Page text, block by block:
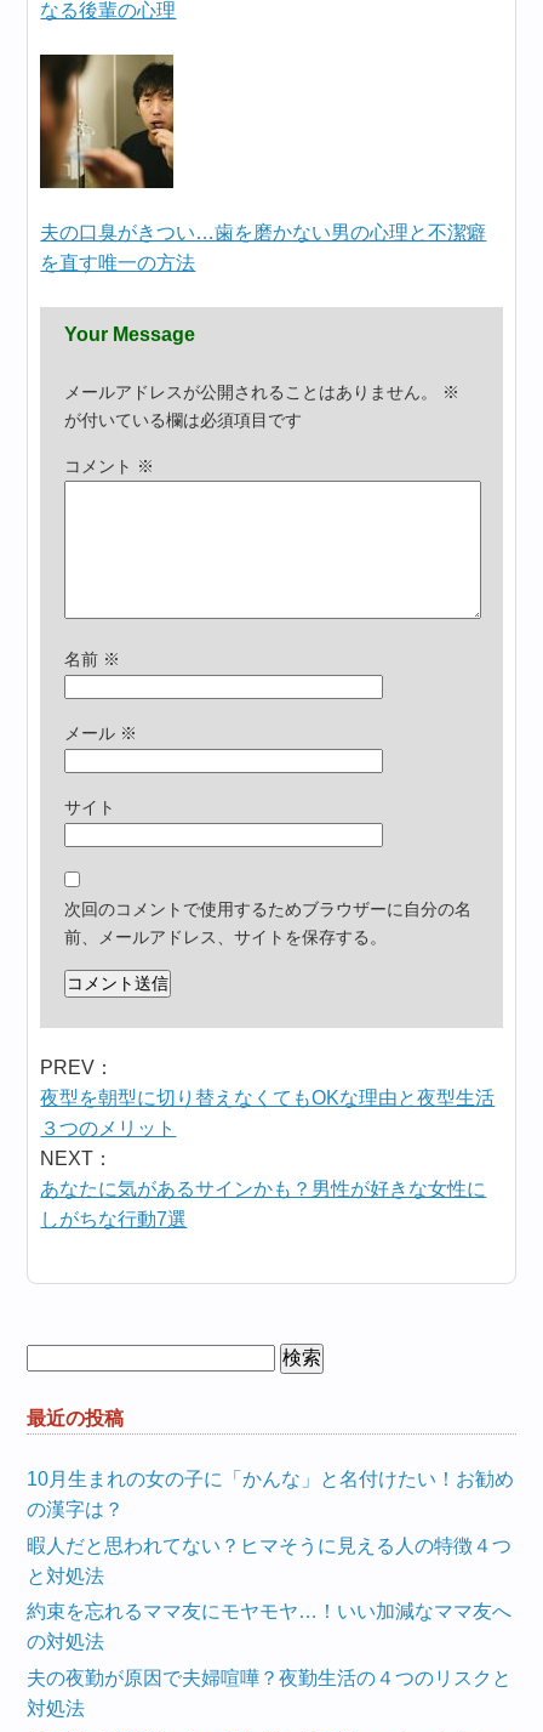
なる後輩の心理
夫の口臭がきつい…歯を磨かない男の心理と不潔癖
を直す唯一の方法
Your Message
メールアドレスが公開されることはありません。
※
が付いている欄は必須項目です
コメント ※
名前 ※
メール ※
サイト
次回のコメントで使用するためブラウザーに自分の名
前、メールアドレス、サイトを保存する。
PREV：
夜型を朝型に切り替えなくてもOKな理由と夜型生活
３つのメリット
NEXT：
あなたに気があるサインかも？男性が好きな女性に
しがちな行動7選
最近の投稿
10月生まれの女の子に「かんな」と名付けたい！お勧め
の漢字は？
暇人だと思われてない？ヒマそうに見える人の特徴４つ
と対処法
約束を忘れるママ友にモヤモヤ…！いい加減なママ友へ
の対処法
夫の夜勤が原因で夫婦喧嘩？夜勤生活の４つのリスクと
対処法